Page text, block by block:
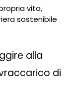
vita,
sostenibile
alla
di